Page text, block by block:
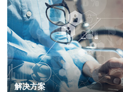
解决方案